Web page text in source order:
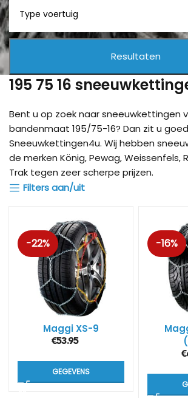
195 75 16
Bent u op zoek naar sneeuwkettingen
bandenmaat 195/75-16? Dan zit u
Sneeuwkettingen4u. Wij hebben
de merken König, Pewag, Weissenfels,
Trak tegen zeer scherpe prijzen.
Filters aan/uit
-22%
Maggi XS-9
€53.95
GEGEVENS
-16%
€